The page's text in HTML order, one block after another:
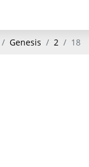
Genesis 2 18